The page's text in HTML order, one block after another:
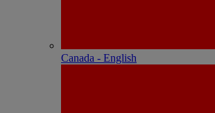
Canada - English